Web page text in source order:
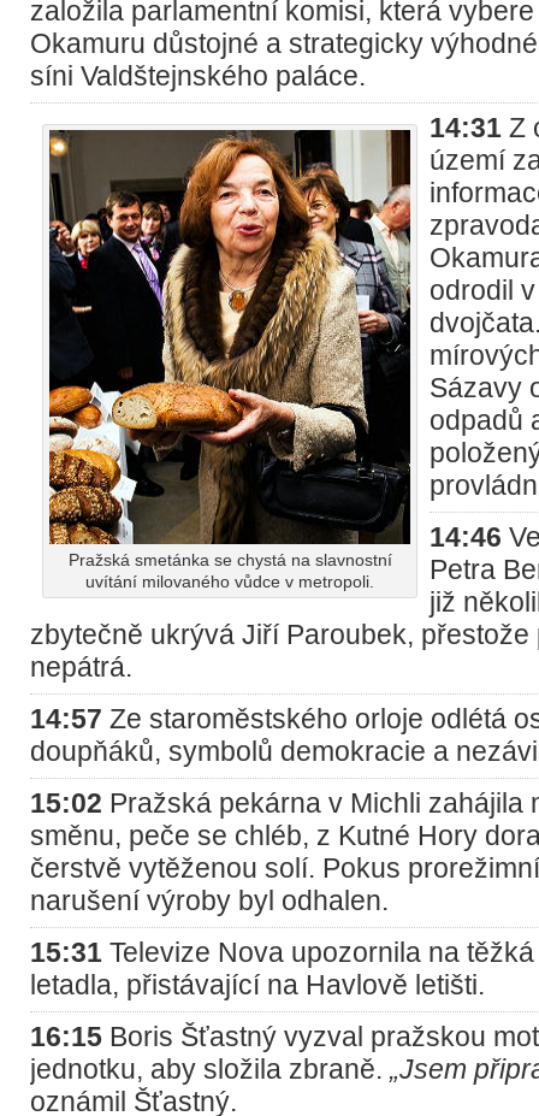
založila parlamentní komisi, která
Okamuru důstojné a strategicky
síni Valdštejnského paláce.
Pražská smetánka se chystá na slavnostní
uvítání milovaného vůdce v metropoli.
14:31 Z
území
odrodil
Sázavy
odpadů
14:46
Petra
již
zbytečně ukrývá Jiří Paroubek, přestože
nepátrá.
14:57 Ze staroměstského orloje odlétá
doupňáků, symbolů demokracie a
15:02 Pražská pekárna v Michli zahájila
směnu, peče se chléb, z Kutné Hory
čerstvě vytěženou solí. Pokus
narušení výroby byl odhalen.
15:31 Televize Nova upozornila na
letadla, přistávající na Havlově letišti.
16:15 Boris Šťastný vyzval pražskou
jednotku, aby složila zbraně. „Jsem
oznámil Šťastný.